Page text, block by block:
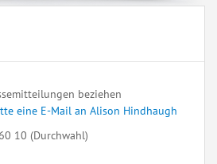
beziehen
eine E-Mail an Alison Hindhaugh
10 (Durchwahl)